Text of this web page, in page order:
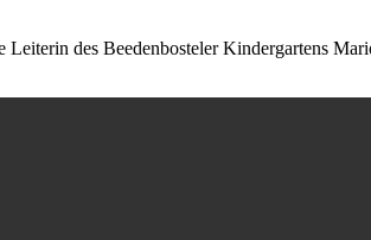
Leiterin des Beedenbosteler Kindergartens